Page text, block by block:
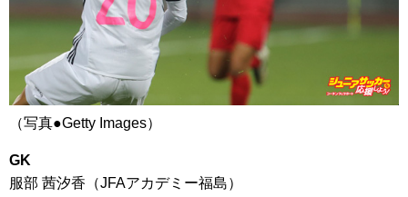
（写真●Getty Images）
GK
服部 茜汐香（JFAアカデミー福島）